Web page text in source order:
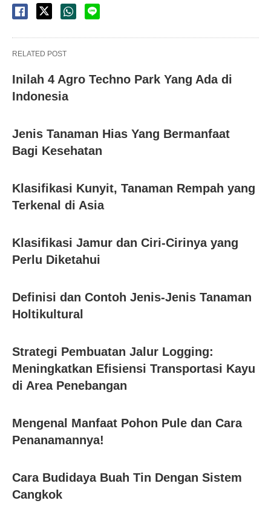
RELATED POST
Inilah 4 Agro Techno Park Yang Ada di
Indonesia
Jenis Tanaman Hias Yang Bermanfaat
Bagi Kesehatan
Klasifikasi Kunyit, Tanaman Rempah yang
Terkenal di Asia
Klasifikasi Jamur dan Ciri-Cirinya yang
Perlu Diketahui
Definisi dan Contoh Jenis-Jenis Tanaman
Holtikultural
Strategi Pembuatan Jalur Logging:
Meningkatkan Efisiensi Transportasi Kayu
di Area Penebangan
Mengenal Manfaat Pohon Pule dan Cara
Penanamannya!
Cara Budidaya Buah Tin Dengan Sistem
Cangkok